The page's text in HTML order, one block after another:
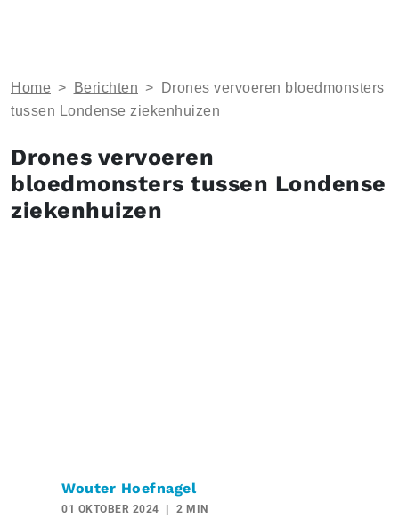
Home > Berichten >
Drones vervoeren bloedmonsters
tussen Londense ziekenhuizen
Drones vervoeren
bloedmonsters tussen Londense
ziekenhuizen
Wouter Hoefnagel
01 OKTOBER 2024 2 MIN